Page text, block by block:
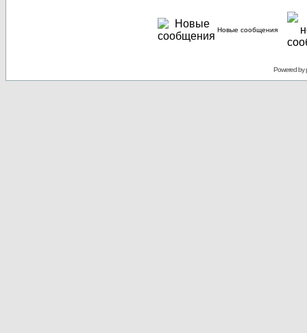
Новые сообщения
Powered by